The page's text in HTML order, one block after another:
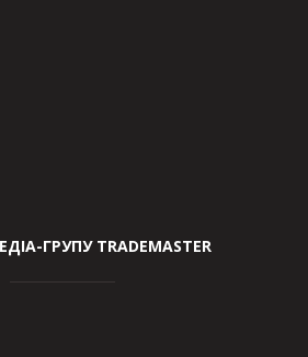
ГРУПУ TRADEMASTER